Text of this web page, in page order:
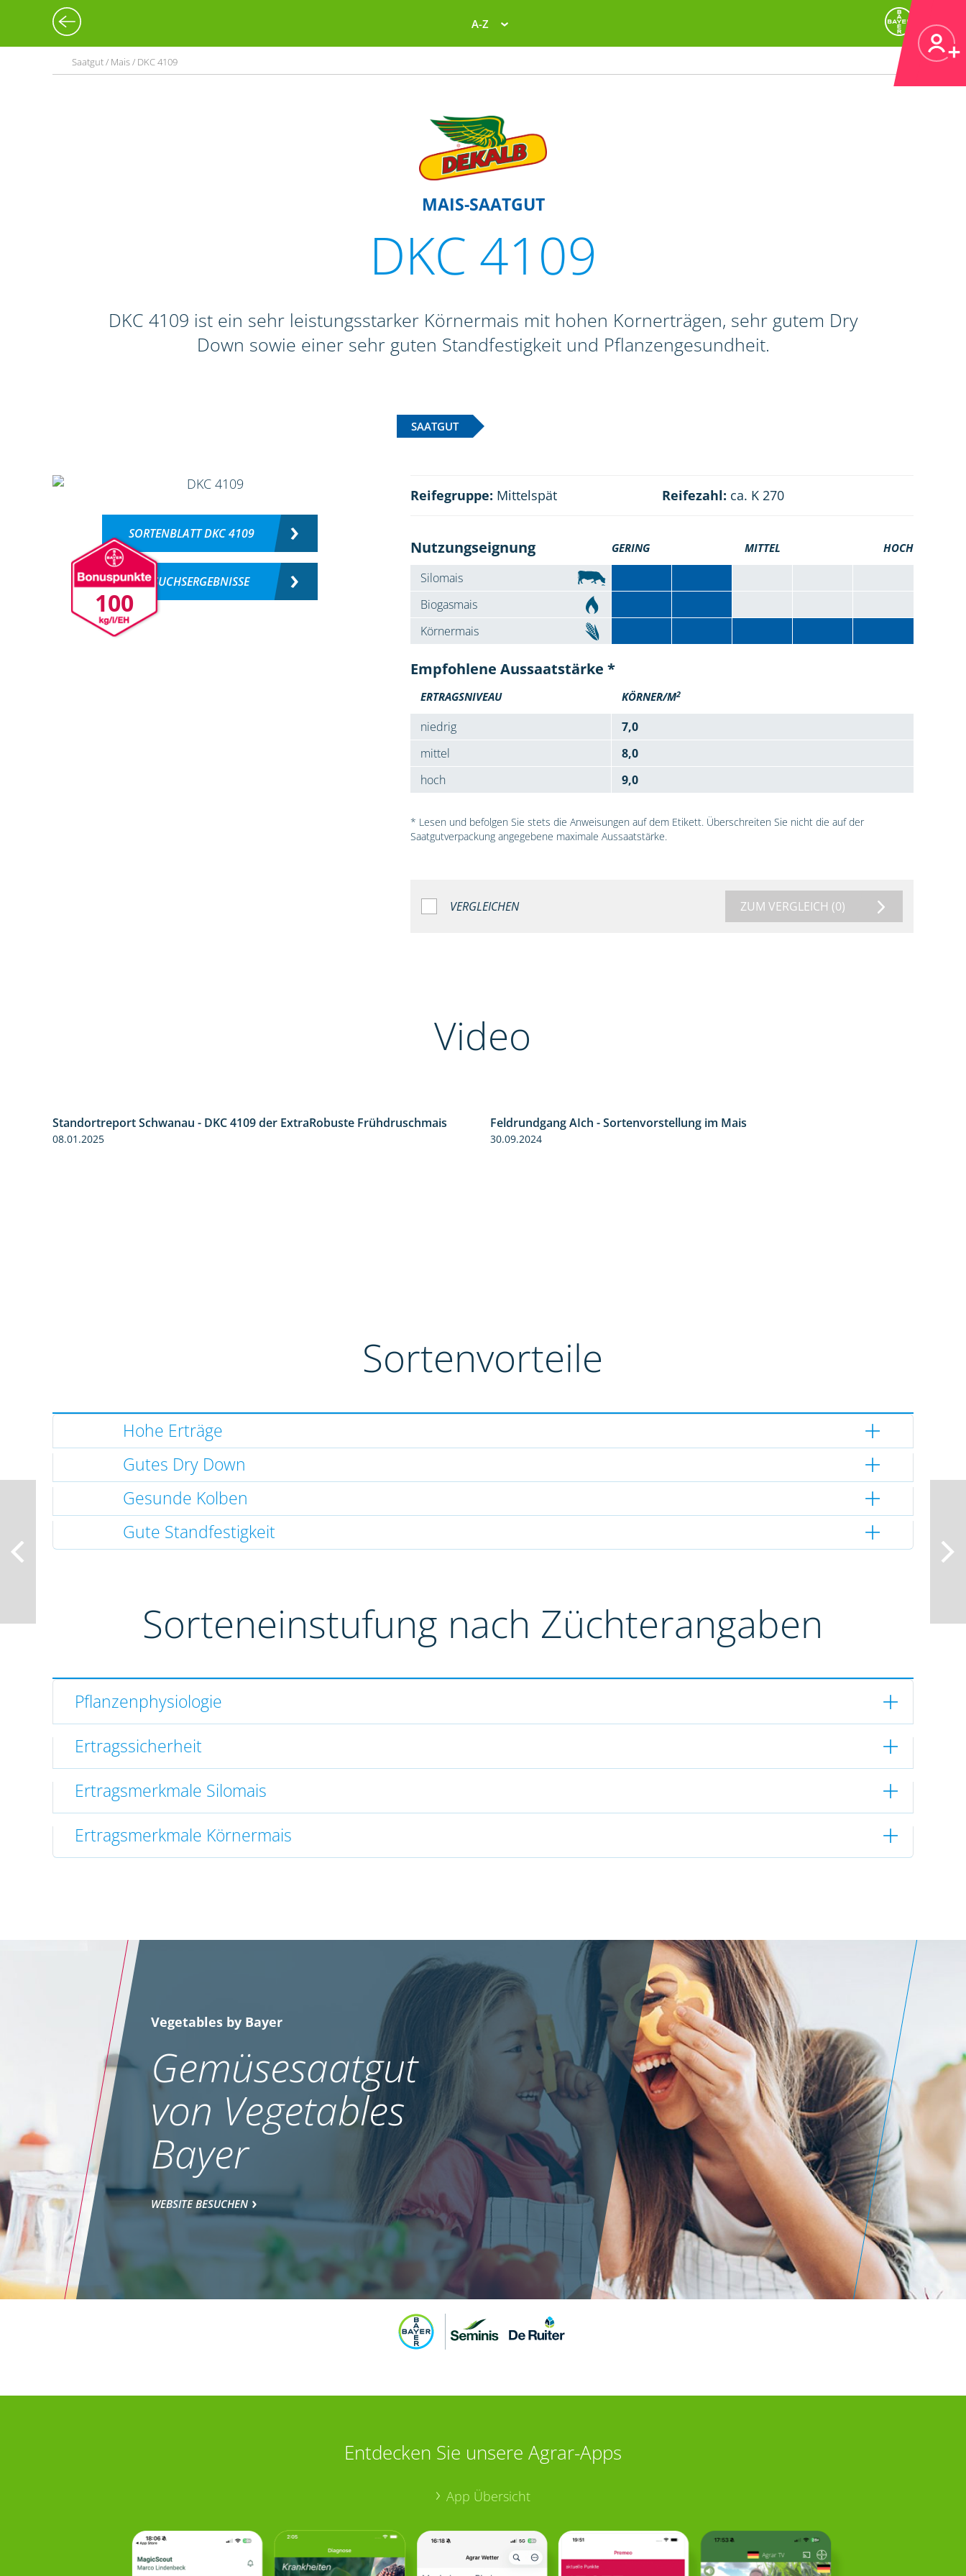
A-Z
Saatgut / Mais / DKC 4109
MAIS-SAATGUT
DKC 4109
DKC 4109 ist ein sehr leistungsstarker Körnermais mit hohen Kornerträgen, sehr gutem Dry
Down sowie einer sehr guten Standfestigkeit und Pflanzengesundheit.
SAATGUT
100
SORTENBLATT DKC 4109
VERSUCHSERGEBNISSE
Reifegruppe: Mittelspät Reifezahl: ca. K 270
Nutzungseignung GERING MITTEL HOCH
Silomais
Biogasmais
Körnermais
Empfohlene Aussaatstärke *
ERTRAGSNIVEAU KÖRNER/M2
niedrig
7,0
mittel
8,0
hoch
9,0
* Lesen und befolgen Sie stets die Anweisungen auf dem Etikett. Überschreiten Sie nicht die auf der
Saatgutverpackung angegebene maximale Aussaatstärke.
VERGLEICHEN ZUM VERGLEICH (0)
Video
Standortreport Schwanau - DKC 4109 der ExtraRobuste Frühdruschmais
08.01.2025
Feldrundgang AIch - Sortenvorstellung im Mais
30.09.2024
Sortenvorteile
Hohe Erträge
Gutes Dry Down
Gesunde Kolben
Gute Standfestigkeit
Sorteneinstufung nach Züchterangaben
Pflanzenphysiologie
Ertragssicherheit
Ertragsmerkmale Silomais
Ertragsmerkmale Körnermais
Vegetables by Bayer
Gemüsesaatgut
von Vegetables
Bayer
WEBSITE BESUCHEN
Entdecken Sie unsere Agrar-Apps
App Übersicht